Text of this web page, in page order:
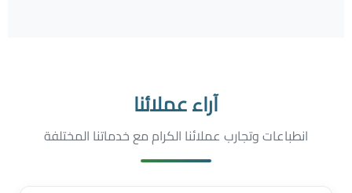
آراء عملائنا
انطباعات وتجارب عملائنا الكرام مع خدماتنا المختلفة